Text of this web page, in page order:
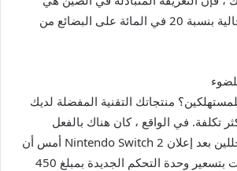
بالإضافة إلى تعريفة حالية بنسبة 20 في المائة على البضائع من
منتجاتك التقنية المفضلة لديك
تكلفة. في الواقع ، كان هناك بالفعل
من بين المحللين بعد إعلان Nintendo Switch 2 أمس أن
شركة الألعاب قد قامت بتسعير وحدة التحكم الجديدة بمبلغ 450